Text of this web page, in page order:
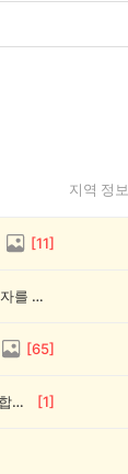
지역 정보
[11]
💰[당첨자 발표] 26회차 우리 동네 정보왕 이벤트 당첨자를 발표합니다!
[65]
💰[당첨자 발표] 우리 동네 썰전 12회차 당첨자를 발표합니다! [1]